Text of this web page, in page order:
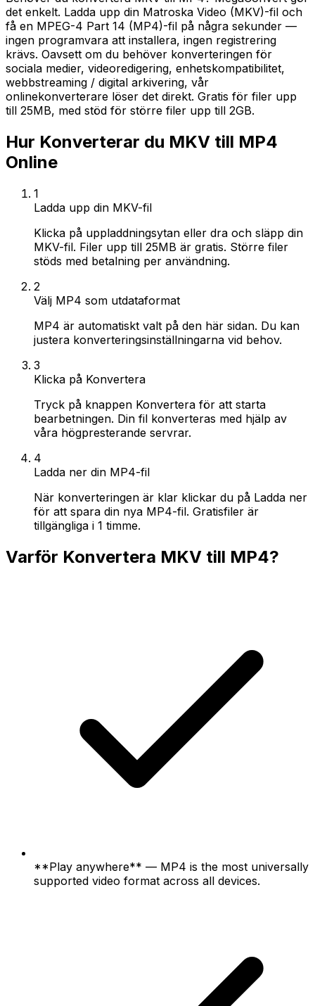
det enkelt. Ladda upp din Matroska Video (MKV)-fil och
få en MPEG-4 Part 14 (MP4)-fil på några sekunder —
ingen programvara att installera, ingen registrering
krävs. Oavsett om du behöver konverteringen för
sociala medier, videoredigering, enhetskompatibilitet,
webbstreaming / digital arkivering, vår
onlinekonverterare löser det direkt. Gratis för filer upp
till 25MB, med stöd för större filer upp till 2GB.
Hur Konverterar du MKV till MP4
Online
1
Ladda upp din MKV-fil
Klicka på uppladdningsytan eller dra och släpp din
MKV-fil. Filer upp till 25MB är gratis. Större filer
stöds med betalning per användning.
2
Välj MP4 som utdataformat
MP4 är automatiskt valt på den här sidan. Du kan
justera konverteringsinställningarna vid behov.
3
Klicka på Konvertera
Tryck på knappen Konvertera för att starta
bearbetningen. Din fil konverteras med hjälp av
våra högpresterande servrar.
4
Ladda ner din MP4-fil
När konverteringen är klar klickar du på Ladda ner
för att spara din nya MP4-fil. Gratisfiler är
tillgängliga i 1 timme.
Varför Konvertera MKV till MP4?
**Play anywhere** — MP4 is the most universally
supported video format across all devices.